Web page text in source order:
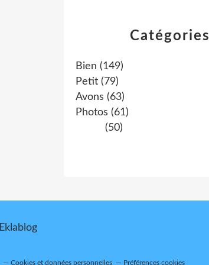
Catégories
Bien (149)
Petit (79)
Avons (63)
Photos (61)
(50)
Eklablog
Cookies et données personnelles Préférences cookies